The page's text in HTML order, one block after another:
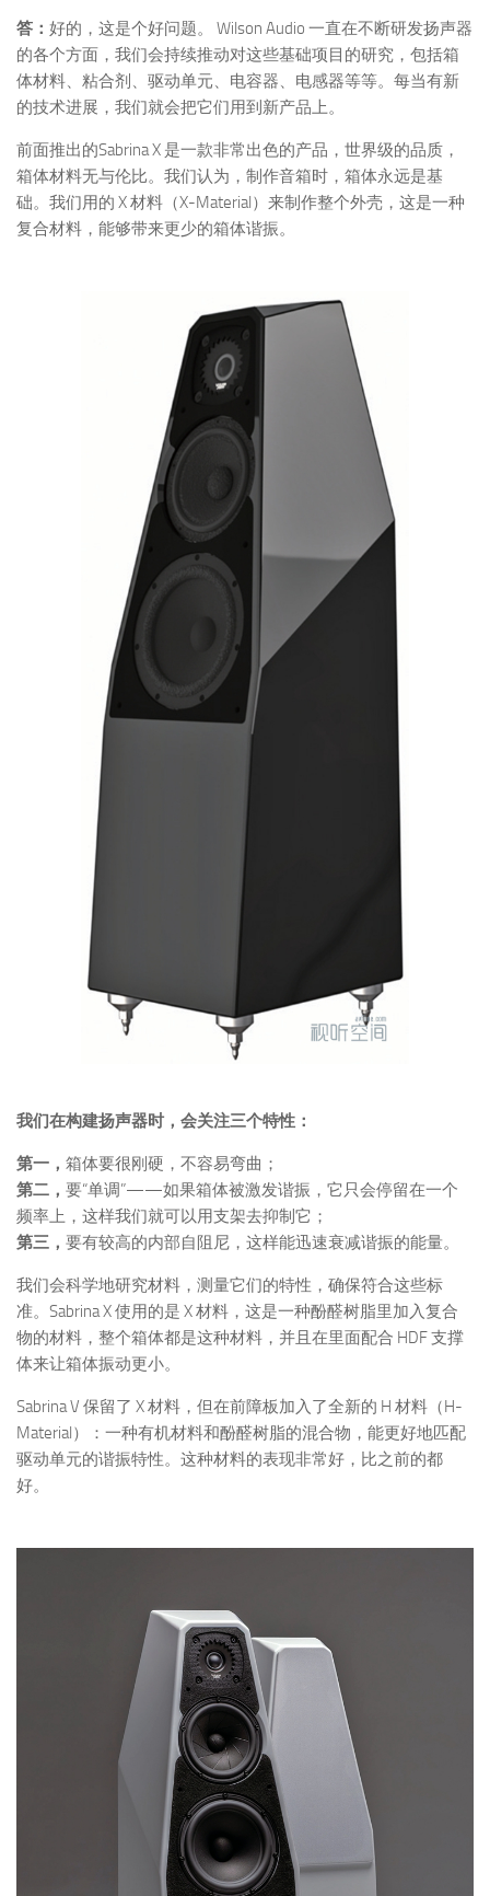
答： 好的，这是个好问题。 Wilson Audio 一直在不断研发扬声器
的各个方面，我们会持续推动对这些基础项目的研究，包括箱
体材料、粘合剂、驱动单元、电容器、电感器等等。每当有新
的技术进展，我们就会把它们用到新产品上。
前面推出的Sabrina X 是一款非常出色的产品，世界级的品质，
箱体材料无与伦比。我们认为，制作音箱时，箱体永远是基
础。我们用的 X 材料（X-Material）来制作整个外壳，这是一种
复合材料，能够带来更少的箱体谐振。
我们在构建扬声器时，会关注三个特性：
第一， 箱体要很刚硬，不容易弯曲；
第二， 要“单调”——如果箱体被激发谐振，它只会停留在一个
频率上，这样我们就可以用支架去抑制它；
第三， 要有较高的内部自阻尼，这样能迅速衰减谐振的能量。
我们会科学地研究材料，测量它们的特性，确保符合这些标
准。Sabrina X 使用的是 X 材料，这是一种酚醛树脂里加入复合
物的材料，整个箱体都是这种材料，并且在里面配合 HDF 支撑
体来让箱体振动更小。
Sabrina V 保留了 X 材料，但在前障板加入了全新的 H 材料（H-
Material）：一种有机材料和酚醛树脂的混合物，能更好地匹配
驱动单元的谐振特性。这种材料的表现非常好，比之前的都
好。